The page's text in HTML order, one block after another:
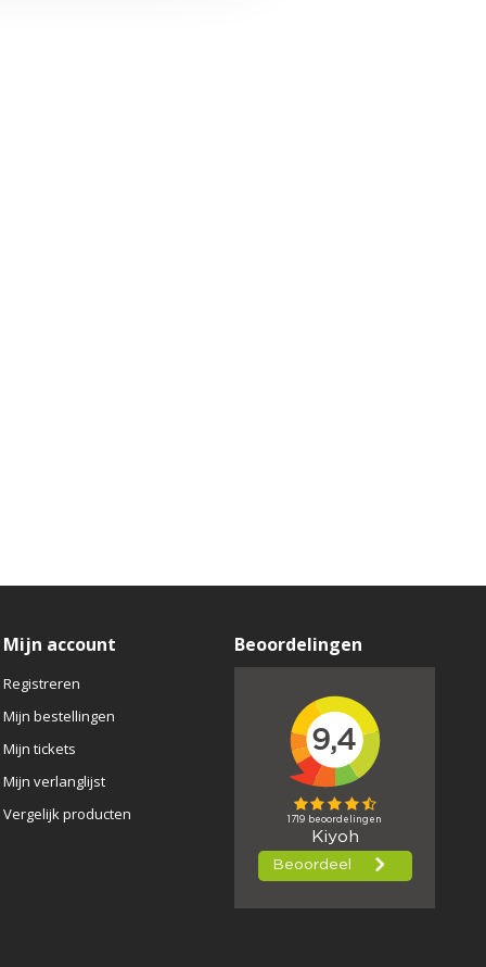
Mijn account
Registreren
Mijn bestellingen
Mijn tickets
Mijn verlanglijst
Vergelijk producten
Beoordelingen